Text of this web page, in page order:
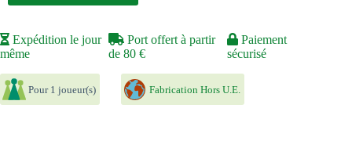
Expédition le jour
même
Port offert à partir
de 80 €
Paiement
sécurisé
Pour 1 joueur(s) Fabrication Hors U.E.